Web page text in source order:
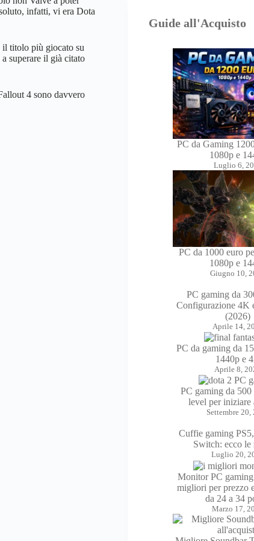
infatti, vi era Dota
il titolo più giocato su
superare il già citato
4 sono davvero
Guide all'Acquisto
PC da Gaming
1080p e
Luglio 6,
PC da 1000 euro
1080p e
Giugno 10,
PC gaming da
Configurazione 4K
(2026)
Aprile 14,
PC da gaming da
1440p e
Aprile 8,
PC gaming da
level per iniziare
Settembre 20,
Cuffie gaming
Switch: ecco
Luglio 20,
Monitor PC
migliori per prezzo
da 24 a 34
Marzo 17,